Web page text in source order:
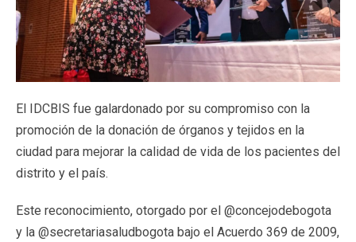
El IDCBIS fue galardonado por su compromiso con la
promoción de la donación de órganos y tejidos en la
ciudad para mejorar la calidad de vida de los pacientes del
distrito y el país.
Este reconocimiento, otorgado por el @concejodebogota
y la @secretariasaludbogota bajo el Acuerdo 369 de 2009,